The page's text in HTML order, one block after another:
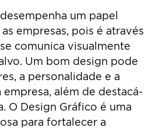
um papel
empresas, pois é através
comunica visualmente
Um bom design pode
a personalidade e a
além de destacá-
O Design Gráfico é uma
para fortalecer a